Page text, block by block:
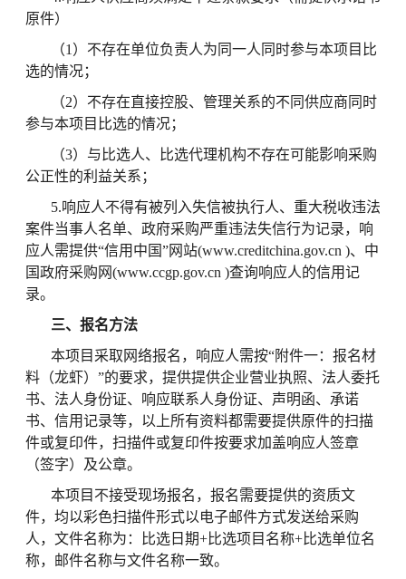
原件）
（1）不存在单位负责人为同一人同时参与本项目比
选的情况；
（2）不存在直接控股、管理关系的不同供应商同时
参与本项目比选的情况；
（3）与比选人、比选代理机构不存在可能影响采购
公正性的利益关系；
5.响应人不得有被列入失信被执行人、重大税收违法
案件当事人名单、政府采购严重违法失信行为记录，响
应人需提供“信用中国”网站(www.creditchina.gov.cn )、中
国政府采购网(www.ccgp.gov.cn )查询响应人的信用记
录。
三、报名方法
本项目采取网络报名，响应人需按“附件一：报名材
料（龙虾） ”的要求，提供提供企业营业执照、法人委托
书、法人身份证、
响应联系人身份证、声明函、承诺
书、信用记录等，以上所有资料都需要提供原件的扫描
件或复印件，扫描件或复印件按要求加盖响应人签章
（签字）及公章。
本项目不接受现场报名，报名需要提供的资质文
件，均以彩色扫描件形式以电子邮件方式发送给采购
人，文件名称为：比选日期+比选项目名称+比选单位名
称，邮件名称与文件名称一致。